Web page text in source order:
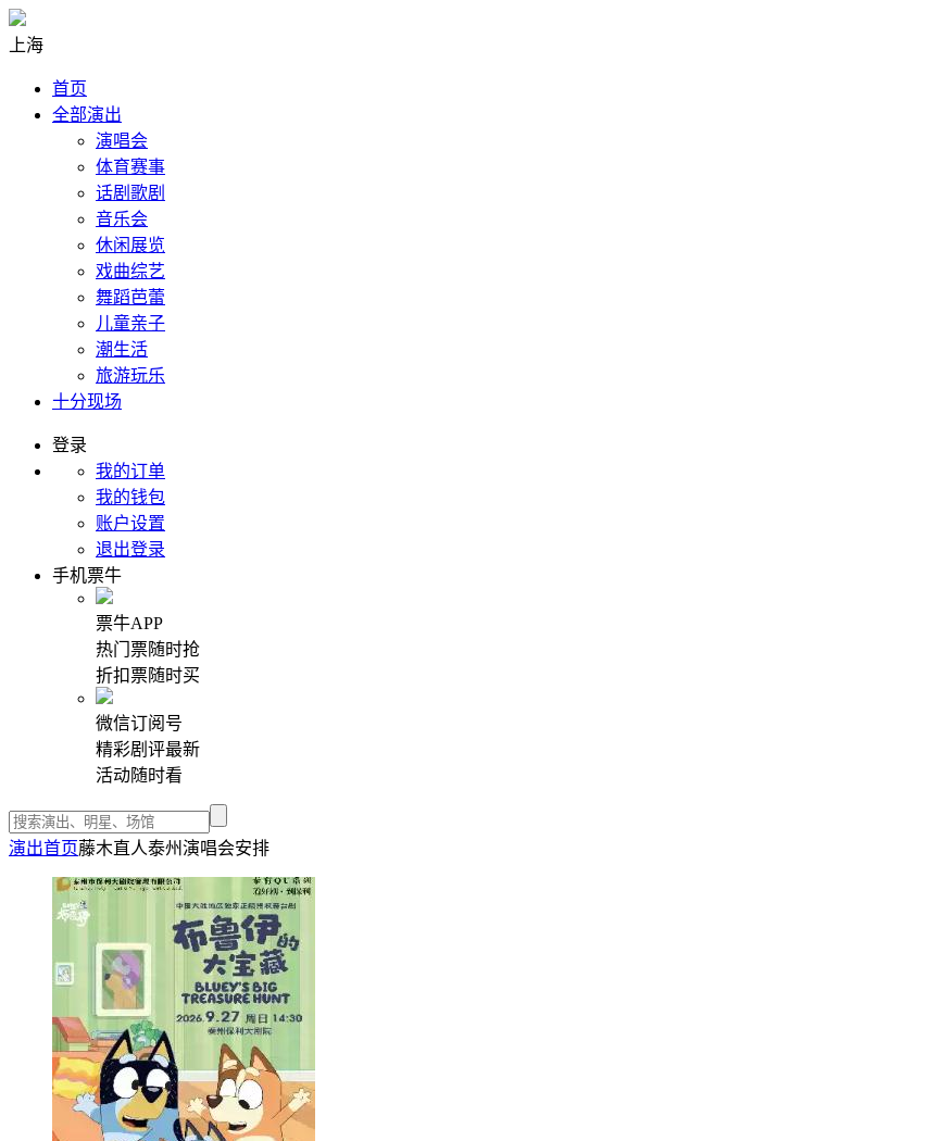
上海
首页
全部演出
演唱会
体育赛事
话剧歌剧
音乐会
休闲展览
戏曲综艺
舞蹈芭蕾
儿童亲子
潮生活
旅游玩乐
十分现场
登录
我的订单
我的钱包
账户设置
退出登录
手机票牛
票牛APP
热门票随时抢
折扣票随时买
微信订阅号
精彩剧评最新
活动随时看
演出首页藤木直人泰州演唱会安排